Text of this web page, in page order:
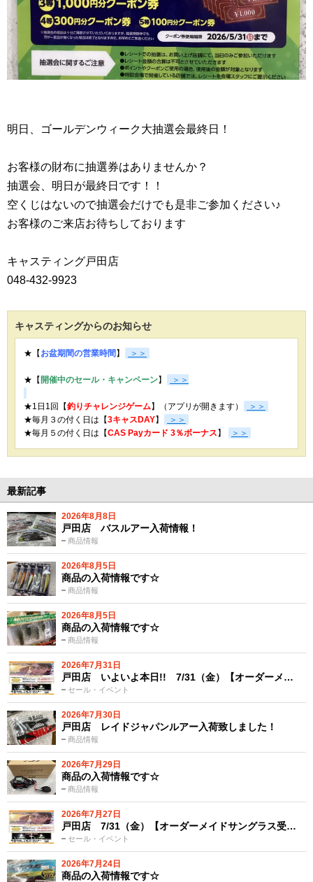
明日、ゴールデンウィーク大抽選会最終日！
お客様の財布に抽選券はありませんか？
抽選会、明日が最終日です！！
空くじはないので抽選会だけでも是非ご参加ください♪
お客様のご来店お待ちしております
キャスティング戸田店
048-432-9923
キャスティングからのお知らせ
★【お盆期間の営業時間】 ＞＞
★【開催中のセール・キャンペーン】 ＞＞
★1日1回【釣りチャレンジゲーム】（アプリが開きます）
＞＞
★毎月３の付く日は【3キャスDAY】
＞＞
★毎月５の付く日は【CAS Payカード 3％ボーナス】 ＞＞
最新記事
2026年8月8日
商品情報
戸田店 バスルアー入荷情報！
2026年8月5日
商品情報
商品の入荷情報です☆
2026年8月5日
商品情報
商品の入荷情報です☆
2026年7月31日
セール・イベント
戸田店 いよいよ本日!! 7/31（金）【オーダーメ…
2026年7月30日
商品情報
戸田店 レイドジャパンルアー入荷致しました！
2026年7月29日
商品情報
商品の入荷情報です☆
2026年7月27日
セール・イベント
戸田店 7/31（金）【オーダーメイドサングラス受…
2026年7月24日
商品の入荷情報です☆